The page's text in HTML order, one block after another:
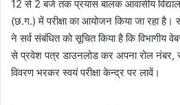
12 से 2 बजे तक प्रयास बालक आवासीय
(छ.ग.) में परीक्षा का आयोजन किया जा रहा
ने सर्व संबंधित को सूचित किया है कि
से प्रवेश पत्र डाउनलोड कर अपना रोल नंबर,
विवरण भरकर स्वयं परीक्षा केन्द्र पर लावें।